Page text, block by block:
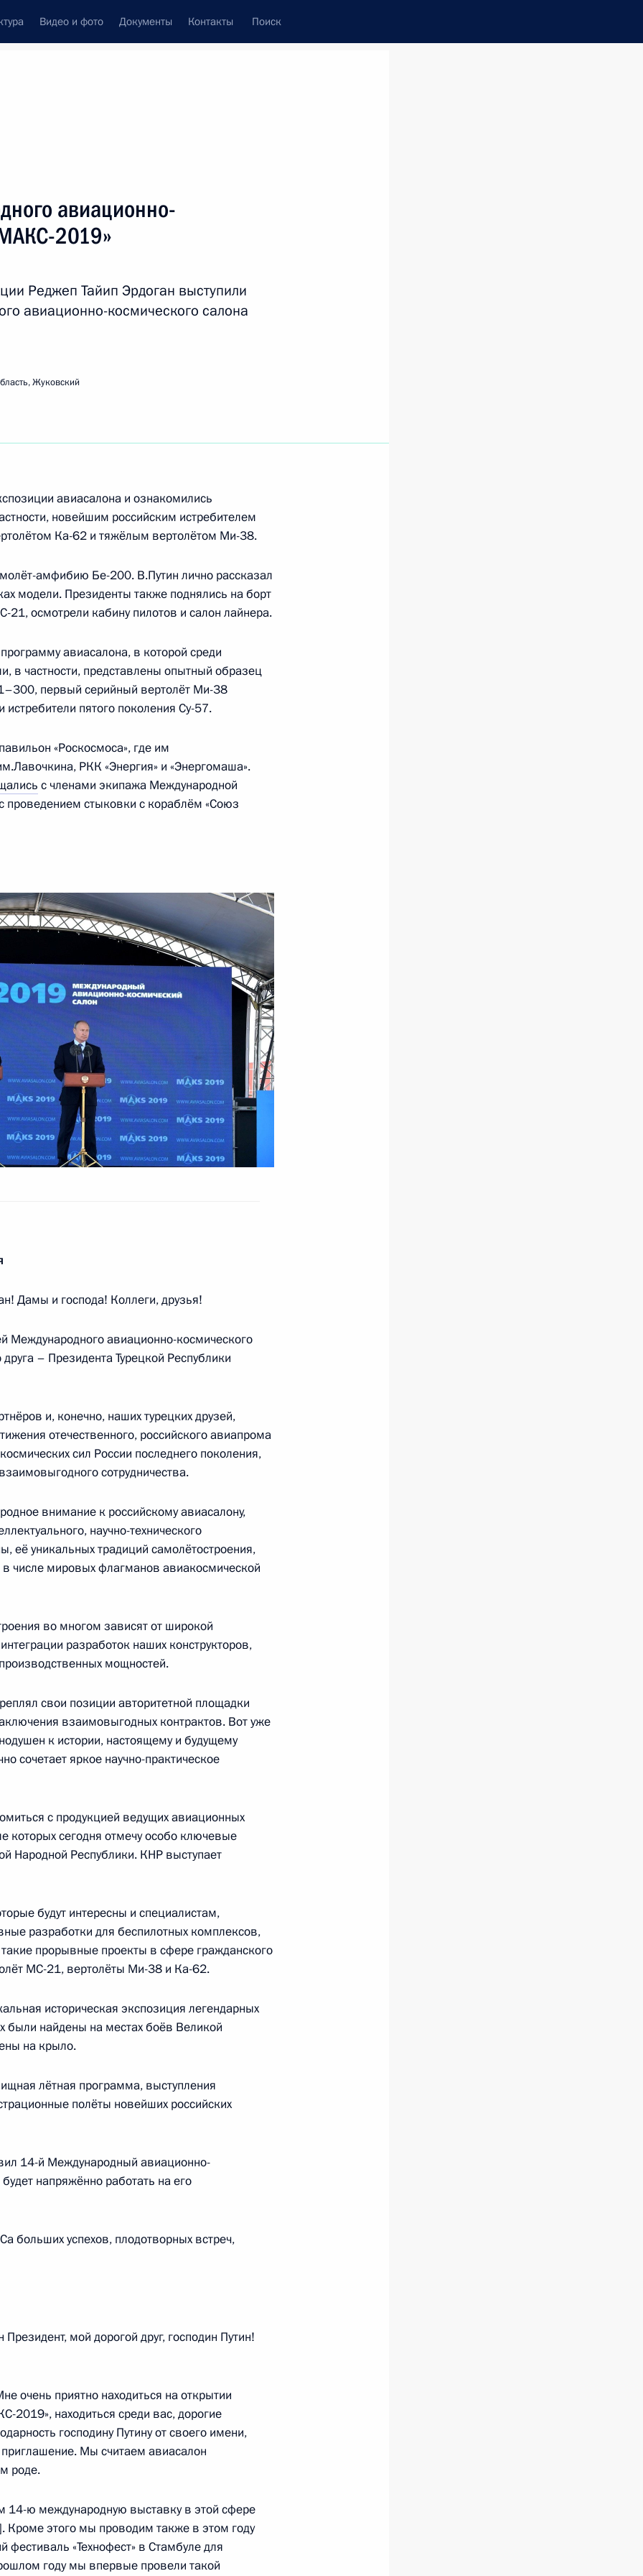
Видео и фото Документы Контакты Поиск
следующие материалы
с руководителями
регионов
политике в части
контрактов
Хасиковым
Казбеком Коковым
«ИННОПРОМ-2019»
наркосодержащих растений
в медицине
Липецкой области Игорем
Игорем Руденей
проверки исполнения
направленных
и торговли
закона о драгоценных
обороны
обороны
авиационно-
2019»
Реджеп Тайип Эрдоган выступили
авиационно-космического салона
Жуковский
авиасалона и ознакомились
новейшим российским истребителем
Ка-62 и тяжёлым вертолётом Ми-38.
амфибию Бе-200. В.Путин лично рассказал
модели. Президенты также поднялись на борт
21, осмотрели кабину пилотов и салон лайнера.
авиасалона, в которой среди
в частности, представлены опытный образец
первый серийный вертолёт Ми-38
пятого поколения Су-57.
«Роскосмоса», где им
РКК «Энергия» и «Энергомаша».
с членами экипажа Международной
проведением стыковки с кораблём «Союз
Дамы и господа! Коллеги, друзья!
Международного авиационно-космического
– Президента Турецкой Республики
и, конечно, наших турецких друзей,
отечественного, российского авиапрома
сил России последнего поколения,
сотрудничества.
внимание к российскому авиасалону,
научно-технического
её уникальных традиций самолётостроения,
числе мировых флагманов авиакосмической
во многом зависят от широкой
разработок наших конструкторов,
мощностей.
свои позиции авторитетной площадки
взаимовыгодных контрактов. Вот уже
к истории, настоящему и будущему
сочетает яркое научно-практическое
с продукцией ведущих авиационных
которых сегодня отмечу особо ключевые
Народной Республики. КНР выступает
будут интересны и специалистам,
разработки для беспилотных комплексов,
прорывные проекты в сфере гражданского
МС-21, вертолёты Ми-38 и Ка-62.
историческая экспозиция легендарных
были найдены на местах боёв Великой
на крыло.
лётная программа, выступления
полёты новейших российских
14-й Международный авиационно-
напряжённо работать на его
больших успехов, плодотворных встреч,
Президент, мой дорогой друг, господин Путин!
очень приятно находиться на открытии
2019», находиться среди вас, дорогие
господину Путину от своего имени,
Мы считаем авиасалон
роде.
14-ю международную выставку в этой сфере
Кроме этого мы проводим также в этом году
«Технофест» в Стамбуле для
году мы впервые провели такой